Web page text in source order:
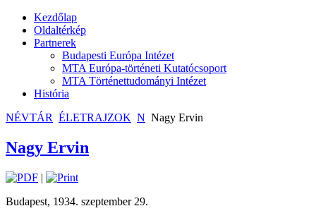
Kezdőlap
Oldaltérkép
Partnerek
Budapesti Európa Intézet
MTA Európa-történeti Kutatócsoport
MTA Történettudományi Intézet
História
NÉVTÁR ÉLETRAJZOK N Nagy Ervin
Nagy Ervin
|
Budapest, 1934. szeptember 29.